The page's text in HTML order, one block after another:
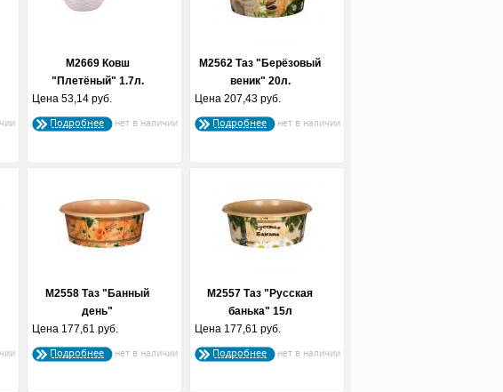
М2669 Ковш
"Плетёный" 1.7л.
(белый...
Цена 53,14 руб.
Подробнее
М2562 Таз "Берёзовый
веник" 20л.
Цена 207,43 руб.
Подробнее
М2558 Таз "Банный
день"
Цена 177,61 руб.
Подробнее
М2557 Таз "Русская
банька" 15л
Цена 177,61 руб.
Подробнее